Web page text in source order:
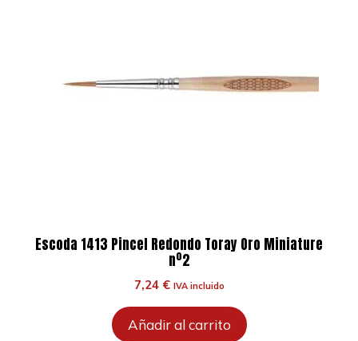
Escoda 1413 Pincel Redondo Toray Oro Miniature
nº2
7,24 € IVA incluido
Añadir al carrito